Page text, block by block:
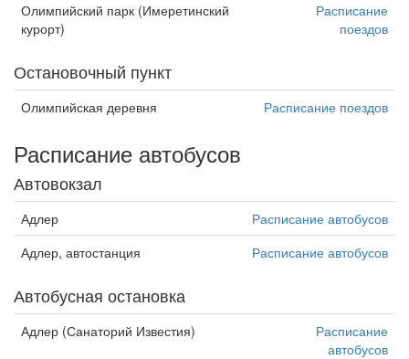
Олимпийский парк (Имеретинский
курорт)
Расписание
поездов
Остановочный пункт
Олимпийская деревня Расписание поездов
Расписание автобусов
Автовокзал
Адлер
Расписание автобусов
Адлер, автостанция
Расписание автобусов
Автобусная остановка
Адлер (Санаторий Известия)
Расписание
автобусов